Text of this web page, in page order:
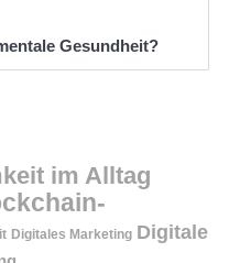
Gesundheit?
im Alltag
Digitales Marketing Digitale